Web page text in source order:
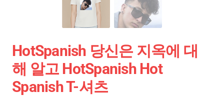
HotSpanish 당신은 지옥에 대
해 알고 HotSpanish Hot
Spanish T-셔츠